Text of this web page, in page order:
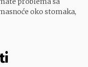
oko stomaka,